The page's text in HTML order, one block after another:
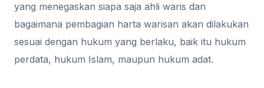
yang menegaskan siapa saja ahli waris dan
bagaimana pembagian harta warisan akan dilakukan
sesuai dengan hukum yang berlaku, baik itu hukum
perdata, hukum Islam, maupun hukum adat.